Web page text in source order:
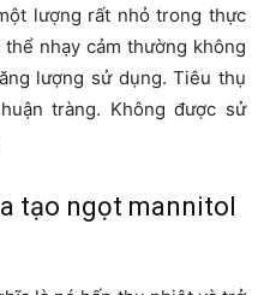
lượng rất nhỏ trong thực
nhạy cảm thường không
lượng sử dụng. Tiêu thụ
tràng. Không được sử
tạo ngọt mannitol